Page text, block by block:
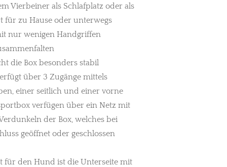
Vierbeiner als Schlafplatz oder als
für zu Hause oder unterwegs
nur wenigen Handgriffen
die Box besonders stabil
über 3 Zugänge mittels
einer seitlich und einer vorne
verfügen über ein Netz mit
der Box, welches bei
geöffnet oder geschlossen
für den Hund ist die Unterseite mit